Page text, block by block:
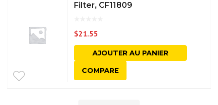
Filter, CF11809
$21.55
AJOUTER AU PANIER
COMPARE